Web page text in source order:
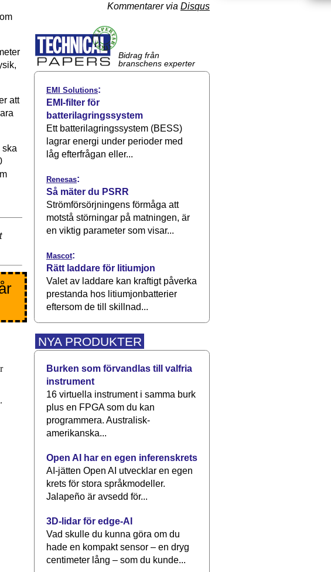
att
ska
Kommentarer via Disqus
Bidrag från
branschens experter
EMI Solutions:
EMI-filter för
batterilagringssystem
Ett batterilagringssystem (BESS)
lagrar energi under perioder med
låg efterfrågan eller...
Renesas:
Så mäter du PSRR
Strömförsörjningens förmåga att
motstå störningar på matningen, är
en viktig parameter som visar...
Mascot:
Rätt laddare för litiumjon
Valet av laddare kan kraftigt påverka
prestanda hos litiumjonbatterier
eftersom de till skillnad...
NYA PRODUKTER
Burken som förvandlas till valfria
instrument
16 virtuella instrument i samma burk
plus en FPGA som du kan
programmera. Australisk-
amerikanska...
Open AI har en egen inferenskrets
AI-jätten Open AI utvecklar en egen
krets för stora språkmodeller.
Jalapeño är avsedd för...
3D-lidar för edge-AI
Vad skulle du kunna göra om du
hade en kompakt sensor – en dryg
centimeter lång – som du kunde...